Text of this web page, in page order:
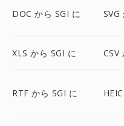
DOC から SGI に SVG
XLS から SGI に CSV
RTF から SGI に